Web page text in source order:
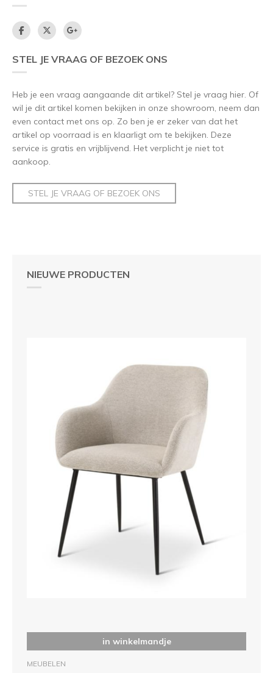
NIEUWE PRODUCTEN
in winkelmandje
MEUBELEN
STEL JE VRAAG OF BEZOEK ONS
Heb je een vraag aangaande dit artikel? Stel je vraag hier. Of
wil je dit artikel komen bekijken in onze showroom, neem dan
even contact met ons op. Zo ben je er zeker van dat het
artikel op voorraad is en klaarligt om te bekijken. Deze
service is gratis en vrijblijvend. Het verplicht je niet tot
aankoop.
STEL JE VRAAG OF BEZOEK ONS